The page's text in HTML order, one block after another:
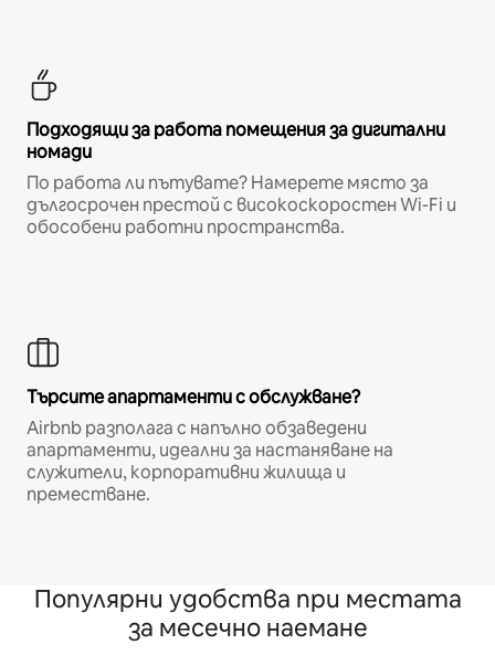
Подходящи за работа помещения за дигитални
номади
По работа ли пътувате? Намерете място за
дългосрочен престой с високоскоростен Wi-Fi и
обособени работни пространства.
Търсите апартаменти с обслужване?
Airbnb разполага с напълно обзаведени
апартаменти, идеални за настаняване на
служители, корпоративни жилища и
преместване.
Популярни удобства при местата
за месечно наемане